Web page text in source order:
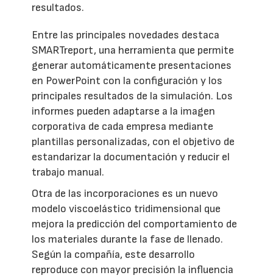
resultados.
Entre las principales novedades destaca
SMARTreport, una herramienta que permite
generar automáticamente presentaciones
en PowerPoint con la configuración y los
principales resultados de la simulación. Los
informes pueden adaptarse a la imagen
corporativa de cada empresa mediante
plantillas personalizadas, con el objetivo de
estandarizar la documentación y reducir el
trabajo manual.
Otra de las incorporaciones es un nuevo
modelo viscoelástico tridimensional que
mejora la predicción del comportamiento de
los materiales durante la fase de llenado.
Según la compañía, este desarrollo
reproduce con mayor precisión la influencia